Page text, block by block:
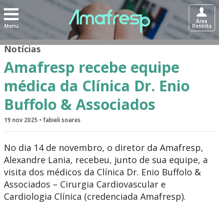
Menu
Área
Restrita
Notícias
Amafresp recebe equipe
médica da Clínica Dr. Enio
Buffolo & Associados
19 nov 2025 • fabieli soares
No dia 14 de novembro, o diretor da Amafresp,
Alexandre Lania, recebeu, junto de sua equipe, a
visita dos médicos da Clínica Dr. Enio Buffolo &
Associados – Cirurgia Cardiovascular e
Cardiologia Clínica (credenciada Amafresp).